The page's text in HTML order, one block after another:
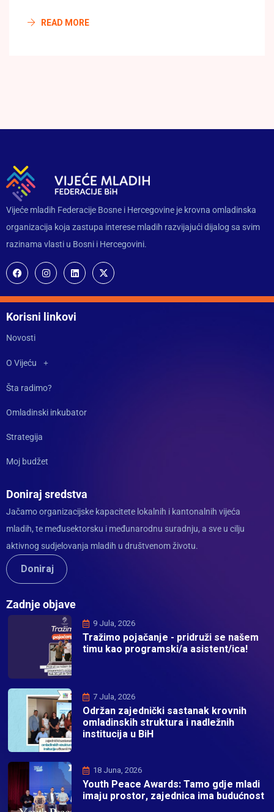
READ MORE
Vijeće mladih Federacije Bosne i Hercegovine je krovna omladinska
organizacija koja zastupa interese mladih razvijajući dijalog sa svim
razinama vlasti u Bosni i Hercegovini.
Korisni linkovi
Novosti
O Vijeću
Šta radimo?
Omladinski inkubator
Strategija
Moj budžet
Doniraj sredstva
Jačamo organizacijske kapacitete lokalnih i kantonalnih vijeća
mladih, te međusektorsku i međunarodnu suradnju, a sve u cilju
aktivnog sudjelovanja mladih u društvenom životu.
Doniraj
Zadnje objave
9 Jula, 2026
Tražimo pojačanje - pridruži se našem
timu kao programski/a asistent/ica!
7 Jula, 2026
Održan zajednički sastanak krovnih
omladinskih struktura i nadležnih
institucija u BiH
18 Juna, 2026
Youth Peace Awards: Tamo gdje mladi
imaju prostor, zajednica ima budućnost